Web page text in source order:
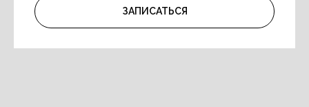
ЗАПИСАТЬСЯ